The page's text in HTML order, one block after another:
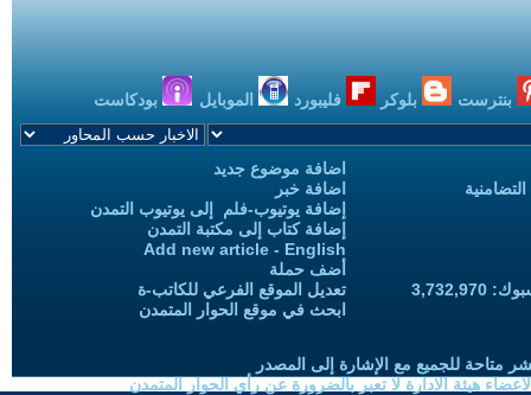
بنترست بلوكر فليبورد الموبايل بودكاست
اضافة موضوع جديد
اضافة خبر
إضافة يوتيوب-فلم إلى يوتيوب التمدن
إضافة كتاب إلى مكتبة التمدن
Add new article - English
أضف حملة
تعديل الموقع الفرعي للكاتب-ة
ابحث في موقع الحوار المتمدن
متاحة للجميع مع الإشارة إلى المصدر
هيئة الادارة لا تعبر بالضرورة عن رأي الحوار المتمدن